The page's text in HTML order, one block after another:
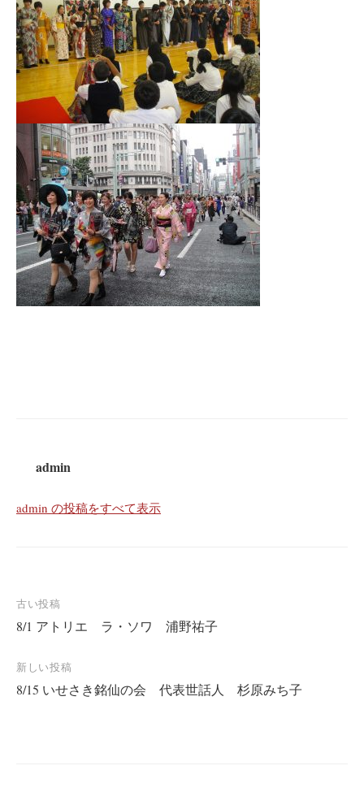
admin
admin の投稿をすべて表示
投
稿
ナ
ビ
古い投稿
8/1 アトリエ ラ・ソワ 浦野祐子
新しい投稿
8/15 いせさき銘仙の会 代表世話人 杉原みち子